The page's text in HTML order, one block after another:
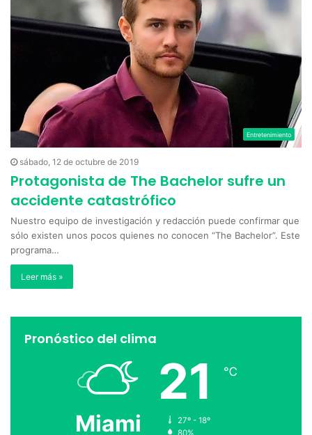
Entretenimiento
sábado, 12 de octubre de 2019
Protagonista de The Bachelor sufre un
accidente catastrófico
Nuestro equipo de investigación y redacción puede confirmar que
sólo existen unos pocos quienes no conocen “The Bachelor”. Este
programa…
Leer más »
Pronóstico del clima
Miami
21 ℃
27º - 18º
80%